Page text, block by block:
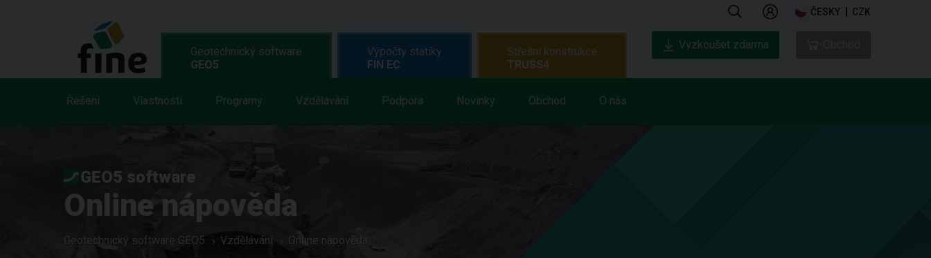
ČESKY CZK
Geotechnický software
GEO5
Řešení Vlastnosti Programy Vzdělávání Podpora Novinky Obchod O nás
Výpočty statiky
FIN EC
Střešní konstrukce
TRUSS4
Vyzkoušet zdarma
GEO5 software
Online nápověda
Geotechnický software GEO5 Vzdělávání Online nápověda